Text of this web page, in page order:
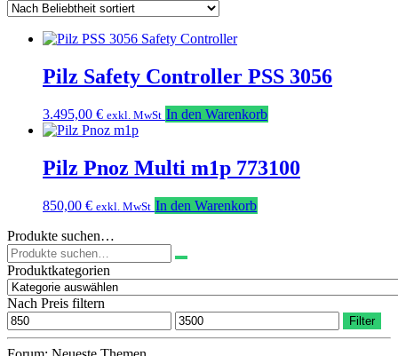
Pilz Safety Controller PSS 3056
3.495,00 € exkl. MwSt In den Warenkorb
Pilz Pnoz Multi m1p 773100
850,00 € exkl. MwSt In den Warenkorb
Produkte suchen…
Suchen
nach:
Produktkategorien
Nach Preis filtern
Min.
Preis
Max.
Preis
Filter